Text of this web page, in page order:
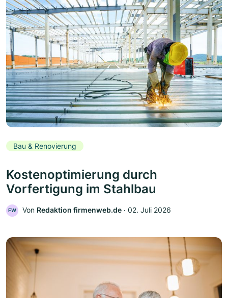
Bau & Renovierung
Kostenoptimierung durch
Vorfertigung im Stahlbau
FW Von Redaktion firmenweb.de ‧ 02. Juli 2026